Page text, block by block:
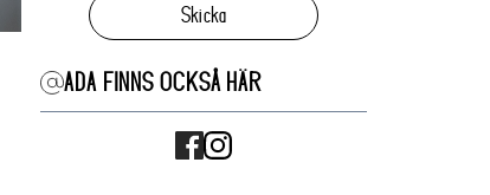
Skicka
ADA FINNS OCKSÅ HÄR